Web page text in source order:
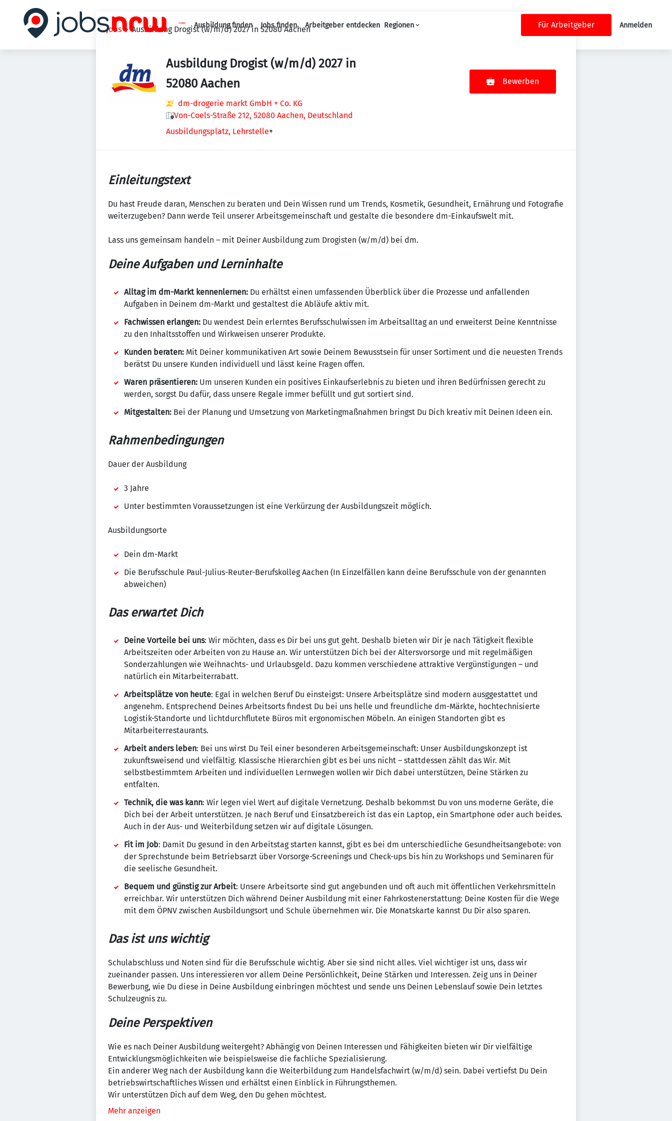
Haupt-Navigation
Ausbildung finden Jobs finden Arbeitgeber entdecken Regionen Für Arbeitgeber Anmelden
Jobs Ausbildung Drogist (w/m/d) 2027 in 52080 Aachen
Ausbildung Drogist (w/m/d) 2027 in
52080 Aachen
dm-drogerie markt GmbH + Co. KG
Von-Coels-Straße 212, 52080 Aachen, Deutschland
Ausbildungsplatz, Lehrstelle+
Bewerben
Einleitungstext
Du hast Freude daran, Menschen zu beraten und Dein Wissen rund um Trends, Kosmetik, Gesundheit, Ernährung und Fotografie
weiterzugeben? Dann werde Teil unserer Arbeitsgemeinschaft und gestalte die besondere dm-Einkaufswelt mit.
Lass uns gemeinsam handeln – mit Deiner Ausbildung zum Drogisten (w/m/d) bei dm.
Deine Aufgaben und Lerninhalte
Alltag im dm-Markt kennenlernen: Du erhältst einen umfassenden Überblick über die Prozesse und anfallenden
Aufgaben in Deinem dm-Markt und gestaltest die Abläufe aktiv mit.
Fachwissen erlangen: Du wendest Dein erlerntes Berufsschulwissen im Arbeitsalltag an und erweiterst Deine Kenntnisse
zu den Inhaltsstoffen und Wirkweisen unserer Produkte.
Kunden beraten: Mit Deiner kommunikativen Art sowie Deinem Bewusstsein für unser Sortiment und die neuesten Trends
berätst Du unsere Kunden individuell und lässt keine Fragen offen.
Waren präsentieren: Um unseren Kunden ein positives Einkaufserlebnis zu bieten und ihren Bedürfnissen gerecht zu
werden, sorgst Du dafür, dass unsere Regale immer befüllt und gut sortiert sind.
Mitgestalten: Bei der Planung und Umsetzung von Marketingmaßnahmen bringst Du Dich kreativ mit Deinen Ideen ein.
Rahmenbedingungen
Dauer der Ausbildung
3 Jahre
Unter bestimmten Voraussetzungen ist eine Verkürzung der Ausbildungszeit möglich.
Ausbildungsorte
Dein dm-Markt
Die Berufsschule Paul-Julius-Reuter-Berufskolleg Aachen (In Einzelfällen kann deine Berufsschule von der genannten
abweichen)
Das erwartet Dich
Deine Vorteile bei uns: Wir möchten, dass es Dir bei uns gut geht. Deshalb bieten wir Dir je nach Tätigkeit flexible
Arbeitszeiten oder Arbeiten von zu Hause an. Wir unterstützen Dich bei der Altersvorsorge und mit regelmäßigen
Sonderzahlungen wie Weihnachts- und Urlaubsgeld. Dazu kommen verschiedene attraktive Vergünstigungen – und
natürlich ein Mitarbeiterrabatt.
Arbeitsplätze von heute: Egal in welchen Beruf Du einsteigst: Unsere Arbeitsplätze sind modern ausggestattet und
angenehm. Entsprechend Deines Arbeitsorts findest Du bei uns helle und freundliche dm-Märkte, hochtechnisierte
Logistik-Standorte und lichtdurchflutete Büros mit ergonomischen Möbeln. An einigen Standorten gibt es
Mitarbeiterrestaurants.
Arbeit anders leben: Bei uns wirst Du Teil einer besonderen Arbeitsgemeinschaft: Unser Ausbildungskonzept ist
zukunftsweisend und vielfältig. Klassische Hierarchien gibt es bei uns nicht – stattdessen zählt das Wir. Mit
selbstbestimmtem Arbeiten und individuellen Lernwegen wollen wir Dich dabei unterstützen, Deine Stärken zu
entfalten.
Technik, die was kann: Wir legen viel Wert auf digitale Vernetzung. Deshalb bekommst Du von uns moderne Geräte, die
Dich bei der Arbeit unterstützen. Je nach Beruf und Einsatzbereich ist das ein Laptop, ein Smartphone oder auch beides.
Auch in der Aus- und Weiterbildung setzen wir auf digitale Lösungen.
Fit im Job: Damit Du gesund in den Arbeitstag starten kannst, gibt es bei dm unterschiedliche Gesundheitsangebote: von
der Sprechstunde beim Betriebsarzt über Vorsorge-Screenings und Check-ups bis hin zu Workshops und Seminaren für
die seelische Gesundheit.
Bequem und günstig zur Arbeit: Unsere Arbeitsorte sind gut angebunden und oft auch mit öffentlichen Verkehrsmitteln
erreichbar. Wir unterstützen Dich während Deiner Ausbildung mit einer Fahrkostenerstattung: Deine Kosten für die Wege
mit dem ÖPNV zwischen Ausbildungsort und Schule übernehmen wir. Die Monatskarte kannst Du Dir also sparen.
Das ist uns wichtig
Schulabschluss und Noten sind für die Berufsschule wichtig. Aber sie sind nicht alles. Viel wichtiger ist uns, dass wir
zueinander passen. Uns interessieren vor allem Deine Persönlichkeit, Deine Stärken und Interessen. Zeig uns in Deiner
Bewerbung, wie Du diese in Deine Ausbildung einbringen möchtest und sende uns Deinen Lebenslauf sowie Dein letztes
Schulzeugnis zu.
Deine Perspektiven
Wie es nach Deiner Ausbildung weitergeht? Abhängig von Deinen Interessen und Fähigkeiten bieten wir Dir vielfältige
Entwicklungsmöglichkeiten wie beispielsweise die fachliche Spezialisierung.
Ein anderer Weg nach der Ausbildung kann die Weiterbildung zum Handelsfachwirt (w/m/d) sein. Dabei vertiefst Du Dein
betriebswirtschaftliches Wissen und erhältst einen Einblick in Führungsthemen.
Wir unterstützen Dich auf dem Weg, den Du gehen möchtest.
Mehr anzeigen